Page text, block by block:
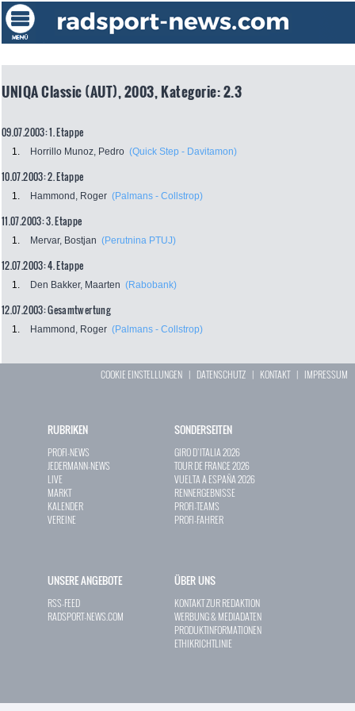
UNIQA Classic (AUT), 2003, Kategorie: 2.3
09.07.2003: 1. Etappe
1. Horrillo Munoz, Pedro (Quick Step - Davitamon)
10.07.2003: 2. Etappe
1. Hammond, Roger (Palmans - Collstrop)
11.07.2003: 3. Etappe
1. Mervar, Bostjan (Perutnina PTUJ)
12.07.2003: 4. Etappe
1. Den Bakker, Maarten (Rabobank)
12.07.2003: Gesamtwertung
1. Hammond, Roger (Palmans - Collstrop)
COOKIE EINSTELLUNGEN | DATENSCHUTZ | KONTAKT| IMPRESSUM
RUBRIKEN
PROFI-NEWS
JEDERMANN-NEWS
LIVE
MARKT
KALENDER
VEREINE
SONDERSEITEN
GIRO D`ITALIA 2026
TOUR DE FRANCE 2026
VUELTA A ESPAÑA 2026
RENNERGEBNISSE
PROFI-TEAMS
PROFI-FAHRER
UNSERE ANGEBOTE
RSS-FEED
RADSPORT-NEWS.COM
ÜBER UNS
KONTAKT ZUR REDAKTION
WERBUNG & MEDIADATEN
PRODUKTINFORMATIONEN
ETHIKRICHTLINIE